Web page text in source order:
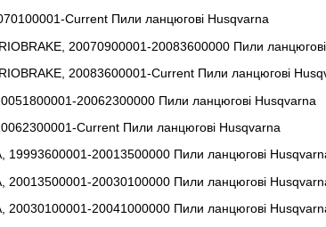
Current Пили ланцюгові Husqvarna
20070900001-20083600000 Пили
20083600001-Current Пили ланцюгові
20062300000 Пили ланцюгові Husqvarna
Current Пили ланцюгові Husqvarna
19993600001-20013500000 Пили ланцюгові
20013500001-20030100000 Пили ланцюгові
20030100001-20041000000 Пили ланцюгові